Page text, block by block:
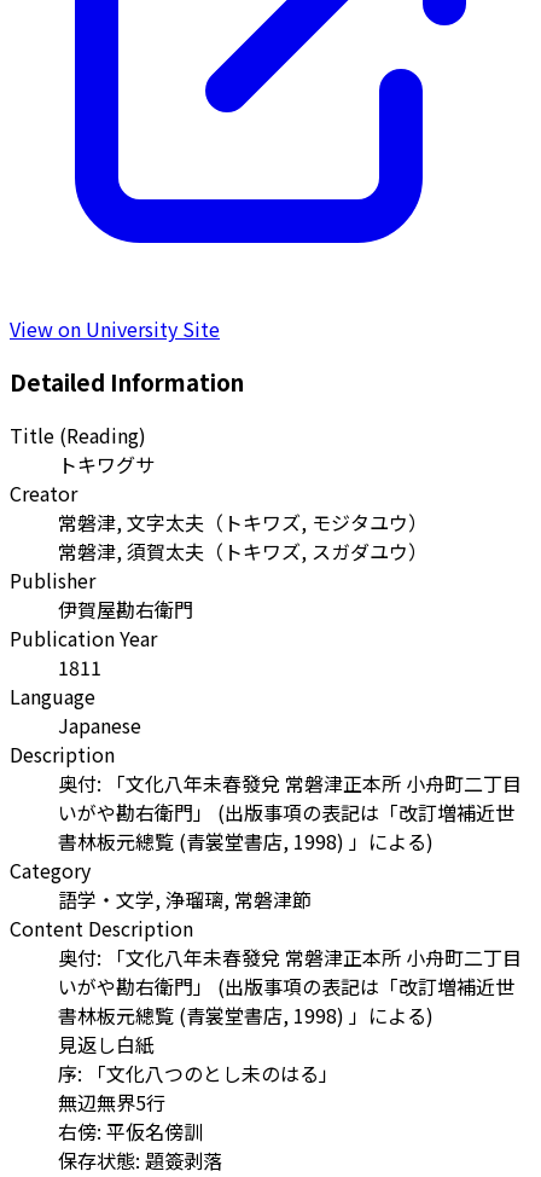
View on University Site
Detailed Information
Title (Reading)
トキワグサ
Creator
常磐津, 文字太夫 （ トキワズ, モジタユウ）
常磐津, 須賀太夫 （ トキワズ, スガダユウ）
Publisher
伊賀屋勘右衛門
Publication Year
1811
Language
Japanese
Description
奥付: 「文化八年未春發兌 常磐津正本所 小舟町二丁目
いがや勘右衛門」 (出版事項の表記は「改訂増補近世
書林板元總覧 (青裳堂書店, 1998) 」による)
Category
語学・文学, 浄瑠璃, 常磐津節
Content Description
奥付: 「文化八年未春發兌 常磐津正本所 小舟町二丁目
いがや勘右衛門」 (出版事項の表記は「改訂増補近世
書林板元總覧 (青裳堂書店, 1998) 」による)
見返し白紙
序: 「文化八つのとし未のはる」
無辺無界5行
右傍: 平仮名傍訓
保存状態: 題簽剥落